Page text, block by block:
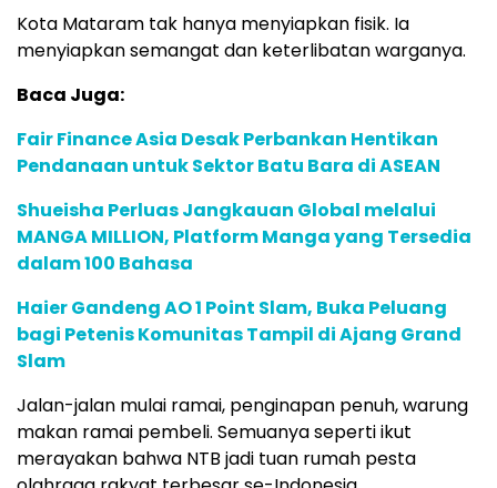
Kota Mataram tak hanya menyiapkan fisik. Ia
menyiapkan semangat dan keterlibatan warganya.
Baca Juga:
Fair Finance Asia Desak Perbankan Hentikan
Pendanaan untuk Sektor Batu Bara di ASEAN
Shueisha Perluas Jangkauan Global melalui
MANGA MILLION, Platform Manga yang Tersedia
dalam 100 Bahasa
Haier Gandeng AO 1 Point Slam, Buka Peluang
bagi Petenis Komunitas Tampil di Ajang Grand
Slam
Jalan-jalan mulai ramai, penginapan penuh, warung
makan ramai pembeli. Semuanya seperti ikut
merayakan bahwa NTB jadi tuan rumah pesta